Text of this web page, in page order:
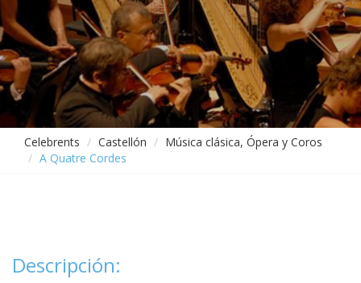
Celebrents Castellón
Música clásica, Ópera y Coros
A Quatre Cordes
Descripción: